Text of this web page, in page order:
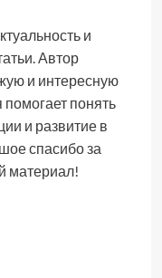
и
Автор
и интересную
понять
и развитие в
спасибо за
материал!